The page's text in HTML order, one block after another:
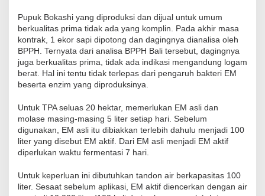
Pupuk Bokashi yang diproduksi dan dijual untuk umum
berkualitas prima tidak ada yang komplin. Pada akhir masa
kontrak, 1 ekor sapi dipotong dan dagingnya dianalisa oleh
BPPH. Ternyata dari analisa BPPH Bali tersebut, dagingnya
juga berkualitas prima, tidak ada indikasi mengandung logam
berat. Hal ini tentu tidak terlepas dari pengaruh bakteri EM
beserta enzim yang diproduksinya.
Untuk TPA seluas 20 hektar, memerlukan EM asli dan
molase masing-masing 5 liter setiap hari. Sebelum
digunakan, EM asli itu dibiakkan terlebih dahulu menjadi 100
liter yang disebut EM aktif. Dari EM asli menjadi EM aktif
diperlukan waktu fermentasi 7 hari.
Untuk keperluan ini dibutuhkan tandon air berkapasitas 100
liter. Sesaat sebelum aplikasi, EM aktif diencerkan dengan air